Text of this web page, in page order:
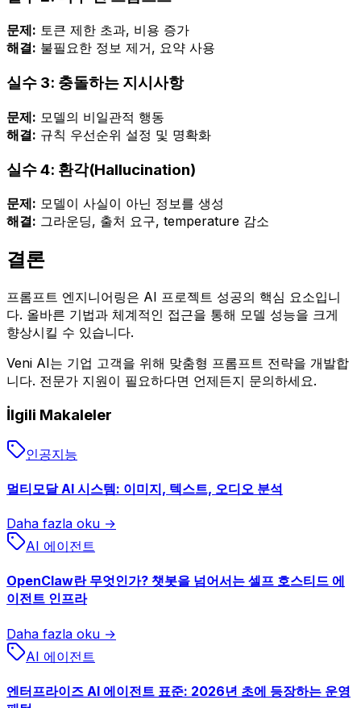
문제: 토큰 제한 초과, 비용 증가
해결: 불필요한 정보 제거, 요약 사용
실수 3: 충돌하는 지시사항
문제: 모델의 비일관적 행동
해결: 규칙 우선순위 설정 및 명확화
실수 4: 환각(Hallucination)
문제: 모델이 사실이 아닌 정보를 생성
해결: 그라운딩, 출처 요구, temperature 감소
결론
프롬프트 엔지니어링은 AI 프로젝트 성공의 핵심 요소입니
다. 올바른 기법과 체계적인 접근을 통해 모델 성능을 크게
향상시킬 수 있습니다.
Veni AI는 기업 고객을 위해 맞춤형 프롬프트 전략을 개발합
니다. 전문가 지원이 필요하다면 언제든지 문의하세요.
İlgili Makaleler
인공지능
멀티모달 AI 시스템: 이미지, 텍스트, 오디오 분석
Daha fazla oku →
AI 에이전트
OpenClaw란 무엇인가? 챗봇을 넘어서는 셀프 호스티드 에
이전트 인프라
Daha fazla oku →
AI 에이전트
엔터프라이즈 AI 에이전트 표준: 2026년 초에 등장하는 운영